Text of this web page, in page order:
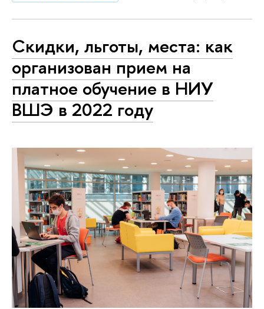
Скидки, льготы, места: как
организован прием на
платное обучение в НИУ
ВШЭ в 2022 году